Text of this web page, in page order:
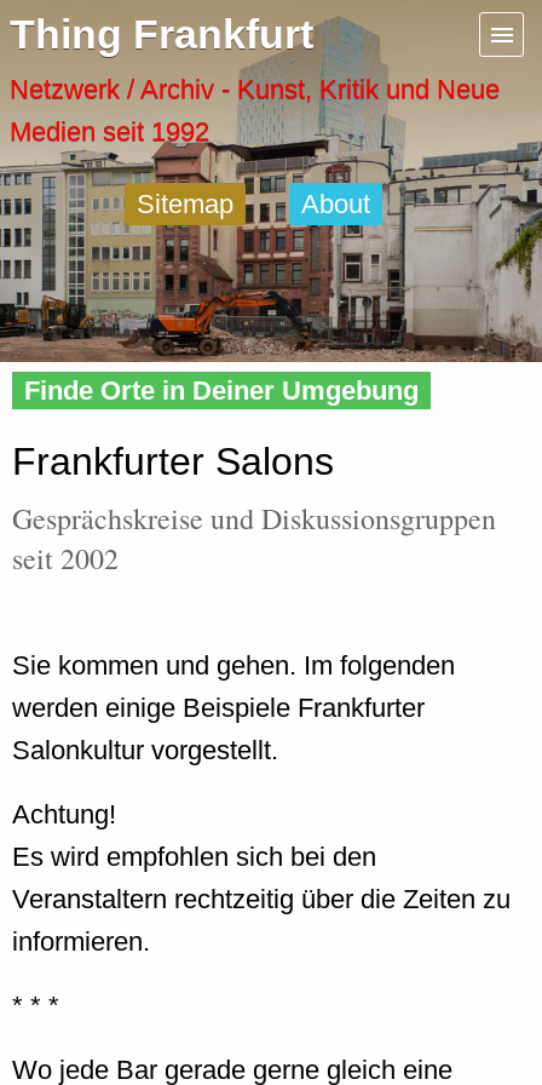
Thing Frankfurt
Netzwerk / Archiv - Kunst, Kritik und Neue
Medien seit 1992
Sitemap About
Home»Frankfurt» Salons
Finde Orte in Deiner Umgebung
Frankfurter Salons
Gesprächskreise und Diskussionsgruppen
seit 2002
Sie kommen und gehen. Im folgenden
werden einige Beispiele Frankfurter
Salonkultur vorgestellt.
Achtung!
Es wird empfohlen sich bei den
Veranstaltern rechtzeitig über die Zeiten zu
informieren.
* * *
Wo jede Bar gerade gerne gleich eine
Menu
Artspaces
Cool Places
Frankfurt Diary
Activity
Recent Posts